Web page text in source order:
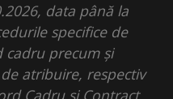
data până la
specifice de
precum și
atribuire, respectiv
Cadru și Contract